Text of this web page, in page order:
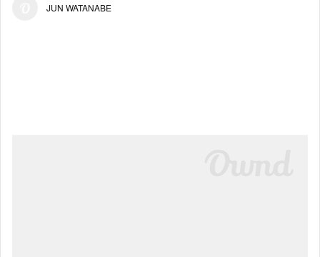
JUN WATANABE